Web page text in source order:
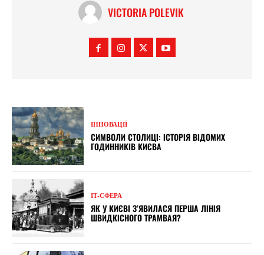
VICTORIA POLEVIK
ІННОВАЦІЇ
СИМВОЛИ СТОЛИЦІ: ІСТОРІЯ ВІДОМИХ
ГОДИННИКІВ КИЄВА
ІТ-СФЕРА
ЯК У КИЄВІ З’ЯВИЛАСЯ ПЕРША ЛІНІЯ
ШВИДКІСНОГО ТРАМВАЯ?